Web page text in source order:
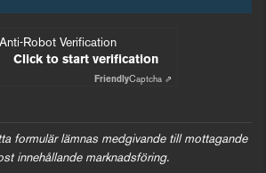
Anti-Robot Verification
Click to start verification
FriendlyCaptcha ⇗
formulär lämnas medgivande till mottagande
innehållande marknadsföring.